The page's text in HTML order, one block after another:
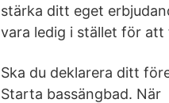
stärka ditt eget
vara ledig i stället för
Ska du deklarera ditt
Starta bassängbad.